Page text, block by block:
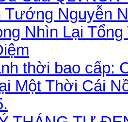
Tướng Nguyễn
Nhìn Lại
thời bao cấp:
Một Thời Cái